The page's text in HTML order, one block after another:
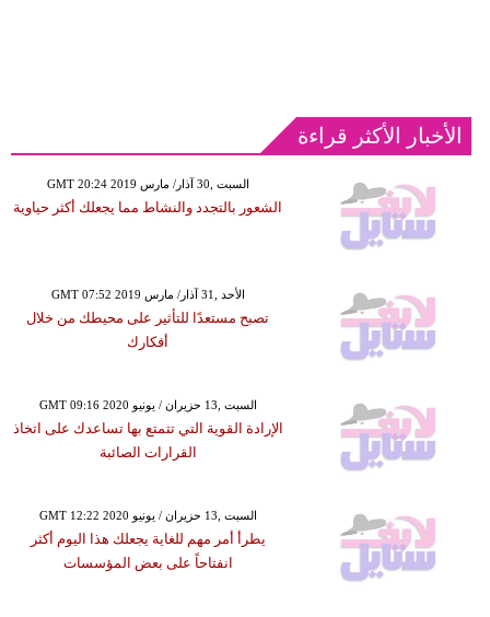
الأخبار الأكثر قراءة
GMT 20:24 2019 السبت ,30 آذار/ مارس
الشعور بالتجدد والنشاط مما يجعلك أكثر حياوية
GMT 07:52 2019 الأحد ,31 آذار/ مارس
تصبح مستعدًا للتأثير على محيطك من خلال
أفكارك
GMT 09:16 2020 السبت ,13 حزيران / يونيو
الإرادة القوية التي تتمتع بها تساعدك على اتخاذ
القرارات الصائبة
GMT 12:22 2020 السبت ,13 حزيران / يونيو
يطرأ أمر مهم للغاية يجعلك هذا اليوم أكثر
انفتاحاً على بعض المؤسسات